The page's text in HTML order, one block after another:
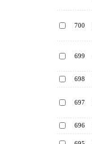
700
699
698
697
696